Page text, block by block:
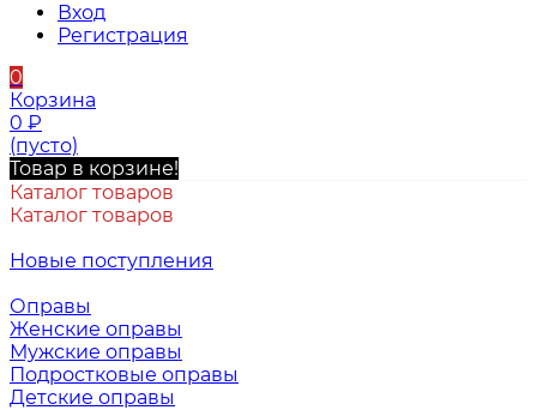
Вход
Регистрация
0
Корзина
0 ₽
(пусто)
Товар в корзине!
Каталог товаров
Каталог товаров
Новые поступления
Оправы
Женские оправы
Мужские оправы
Подростковые оправы
Детские оправы